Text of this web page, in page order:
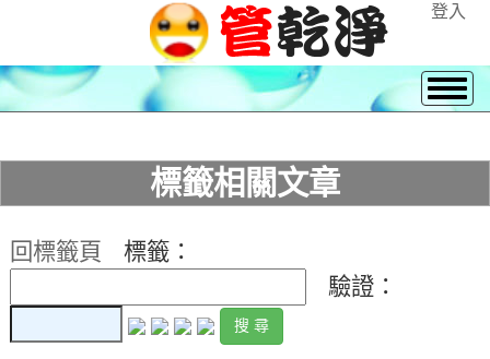
登入
標籤相關文章
回標籤頁
標籤：
驗證：